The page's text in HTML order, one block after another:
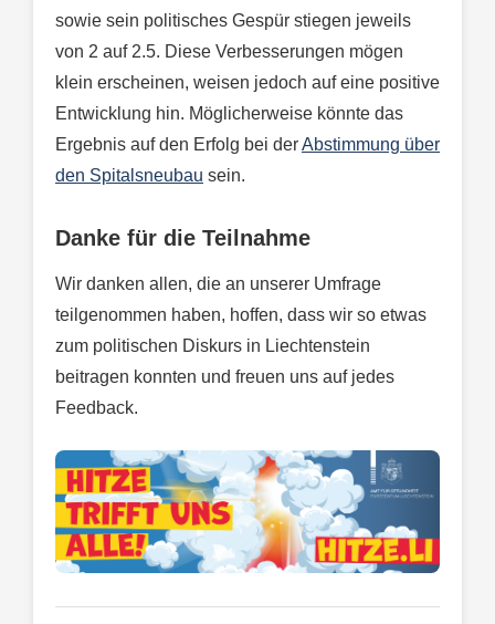
sowie sein politisches Gespür stiegen jeweils
von 2 auf 2.5. Diese Verbesserungen mögen
klein erscheinen, weisen jedoch auf eine positive
Entwicklung hin. Möglicherweise könnte das
Ergebnis auf den Erfolg bei derAbstimmung über
den Spitalsneubau sein.
Danke für die Teilnahme
Wir danken allen, die an unserer Umfrage
teilgenommen haben, hoffen, dass wir so etwas
zum politischen Diskurs in Liechtenstein
beitragen konnten und freuen uns auf jedes
Feedback.